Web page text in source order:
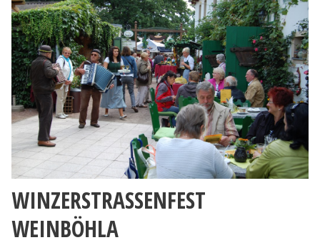
WINZERSTRASSENFEST W
EINBÖHLA